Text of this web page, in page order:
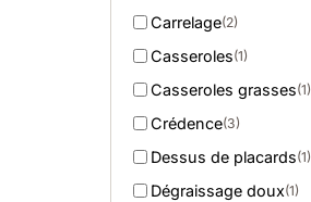
Carrelage(2)
Casseroles(1)
Casseroles grasses(1)
Crédence(3)
Dessus de placards(1)
Dégraissage doux(1)